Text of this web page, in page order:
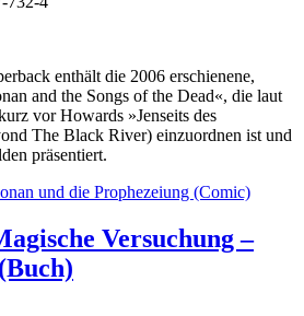
enthält die 2006 erschienene,
and the Songs of the Dead«, die laut
vor Howards »Jenseits des
The Black River) einzuordnen ist und
präsentiert.
und die Prophezeiung (Comic)
Versuchung –